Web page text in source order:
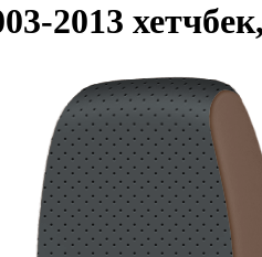
2013